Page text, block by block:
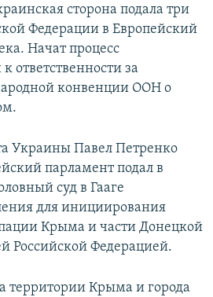
сторона подала три
Федерации в Европейский
Начат процесс
ответственности за
конвенции ООН о
Украины Павел Петренко
парламент подал в
суд в Гааге
для инициирования
Крыма и части Донецкой
Российской Федерацией.
территории Крыма и города